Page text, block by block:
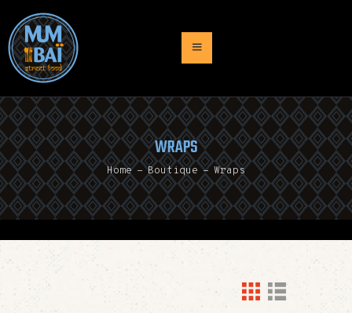
WRAPS
Home Boutique Wraps
ACCUEIL
PRESENTATION
MENU
TRAITEUR
NEWS